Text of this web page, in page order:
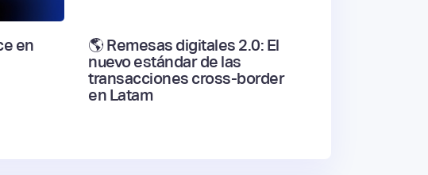
en
🌎 Remesas digitales 2.0: El
nuevo estándar de las
transacciones cross-border
en Latam